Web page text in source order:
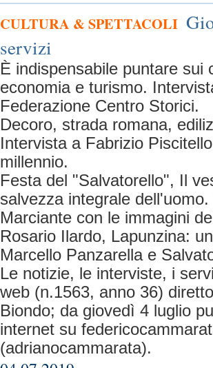
CULTURA & SPETTACOLI
servizi
È indispensabile puntare sui
economia e turismo.
Federazione Centro Storici.
Decoro, strada romana,
Intervista a Fabrizio
millennio.
Festa del "Salvatorello", Il
salvezza integrale
Marciante con le immagini
Rosario Ilardo, Lapunzina:
Marcello Panzarella e
Le notizie, le interviste, i
web (n.1563, anno 36)
Biondo; da giovedì 4 luglio
internet su
(adrianocammarata).